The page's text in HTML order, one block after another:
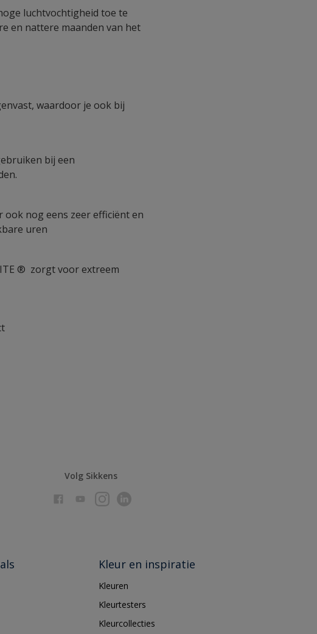
luchtvochtigheid toe te
en nattere maanden van het
waardoor je ook bij
bij een
nog eens zeer efficiënt en
uren
® zorgt voor extreem
Volg Sikkens
Kleur en inspiratie
Kleuren
Kleurtesters
Kleurcollecties